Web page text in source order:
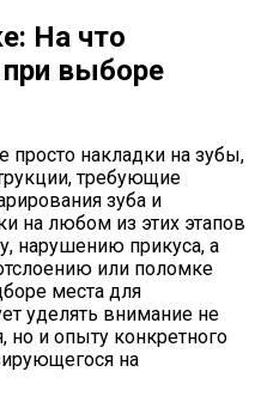
На что
выборе
накладки на зубы,
требующие
зуба и
на любом из этих этапов
нарушению прикуса, а
или поломке
места для
уделять внимание не
но и опыту конкретного
на